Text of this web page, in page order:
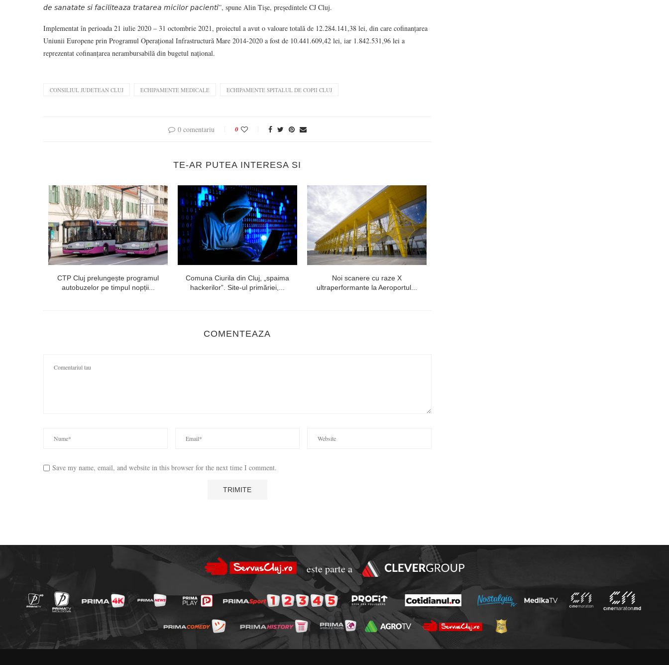
𝘥𝘦 𝘴𝘢𝘯𝘢𝘵𝘢𝘵𝘦 𝘴𝘪 𝘧𝘢𝘤𝘪𝘭𝘪𝘵𝘦𝘢𝘻𝘢 𝘵𝘳𝘢𝘵𝘢𝘳𝘦𝘢 𝘮𝘪𝘤𝘪𝘭𝘰𝘳 𝘱𝘢𝘤𝘪𝘦𝘯𝘵𝘪”, spune Alin Tișe, președintele CJ Cluj.
Implementat în perioada 21 iulie 2020 – 31 octombrie 2021, proiectul a avut o valoare totală de 12.284.141,38 lei, din care cofinanțarea
Uniunii Europene prin Programul Operațional Infrastructură Mare 2014-2020 a fost de 10.441.609,42 lei, iar 1.842.531,96 lei a
reprezentat cofinanțarea nerambursabilă din bugetul național.
CONSILIUL JUDETEAN CLUJ ECHIPAMENTE MEDICALE ECHIPAMENTE SPITALUL DE COPII CLUJ
0 comentariu 0
TE-AR PUTEA INTERESA SI
CTP Cluj prelungește programul
autobuzelor pe timpul nopții...
Comuna Ciurila din Cluj, „spaima
hackerilor”. Site-ul primăriei,...
Noi scanere cu raze X
ultraperformante la Aeroportul...
COMENTEAZA
Save my name, email, and website in this browser for the next time I comment.
este parte a